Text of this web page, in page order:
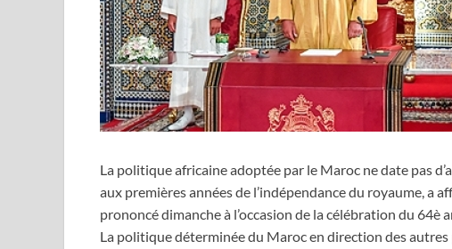
La politique africaine adoptée par le Maroc ne date pas
aux premières années de l’indépendance du royaume, a
prononcé dimanche à l’occasion de la célébration du
La politique déterminée du Maroc en direction des